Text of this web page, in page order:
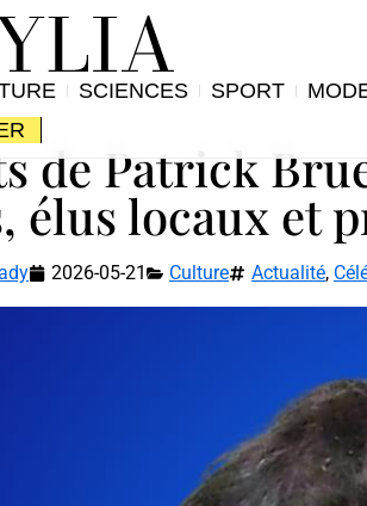
SCIENCES SPORT
de Patrick
élus locaux et
2026-05-21 Culture Actualité,